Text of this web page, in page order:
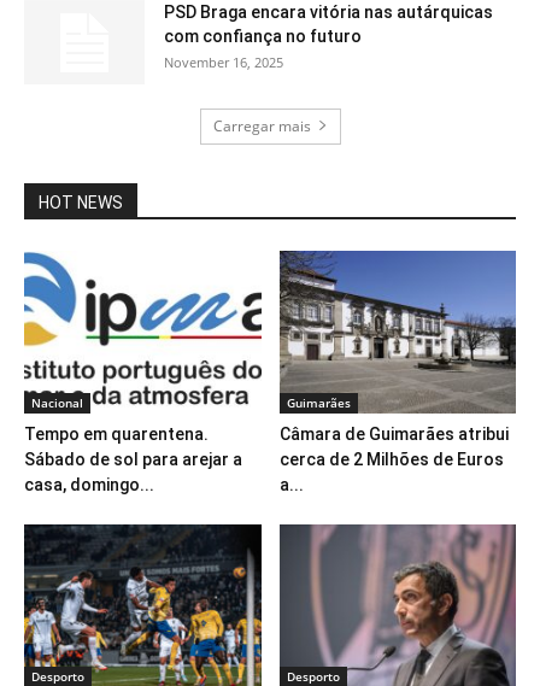
PSD Braga encara vitória nas autárquicas
com confiança no futuro
November 16, 2025
Carregar mais
HOT NEWS
Nacional
Tempo em quarentena.
Sábado de sol para arejar a
casa, domingo...
Guimarães
Câmara de Guimarães atribui
cerca de 2 Milhões de Euros
a...
Desporto Desporto